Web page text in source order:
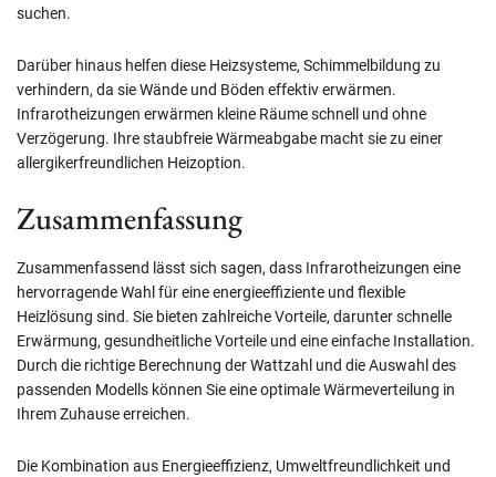
suchen.
Darüber hinaus helfen diese Heizsysteme, Schimmelbildung zu
verhindern, da sie Wände und Böden effektiv erwärmen.
Infrarotheizungen erwärmen kleine Räume schnell und ohne
Verzögerung. Ihre staubfreie Wärmeabgabe macht sie zu einer
allergikerfreundlichen Heizoption.
Zusammenfassung
Zusammenfassend lässt sich sagen, dass Infrarotheizungen eine
hervorragende Wahl für eine energieeffiziente und flexible
Heizlösung sind. Sie bieten zahlreiche Vorteile, darunter schnelle
Erwärmung, gesundheitliche Vorteile und eine einfache Installation.
Durch die richtige Berechnung der Wattzahl und die Auswahl des
passenden Modells können Sie eine optimale Wärmeverteilung in
Ihrem Zuhause erreichen.
Die Kombination aus Energieeffizienz, Umweltfreundlichkeit und